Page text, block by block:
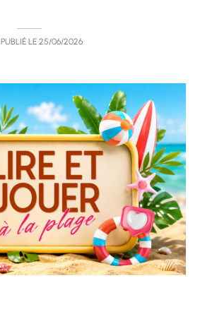
PUBLIÉ LE 25/06/2026